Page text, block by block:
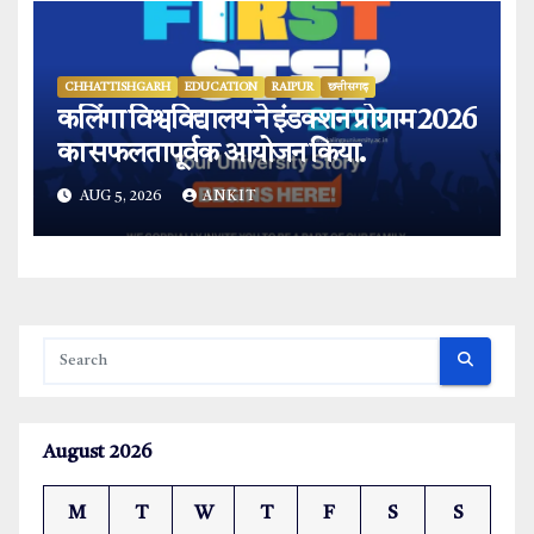
CHHATTISHGARH EDUCATION RAIPUR छत्तीसगढ़
कलिंगा विश्वविद्यालय ने इंडक्शन प्रोग्राम 2026
का सफलतापूर्वक आयोजन किया.
AUG 5, 2026 ANKIT
August 2026
M T W T F S S